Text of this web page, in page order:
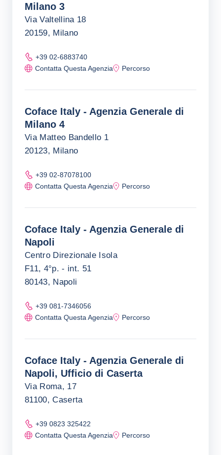
Milano 3
Via Valtellina 18
20159, Milano
+39 02-6883740
Contatta Questa Agenzia
Percorso
Coface Italy - Agenzia Generale di
Milano 4
Via Matteo Bandello 1
20123, Milano
+39 02-87078100
Contatta Questa Agenzia
Percorso
Coface Italy - Agenzia Generale di
Napoli
Centro Direzionale Isola
F11, 4°p. - int. 51
80143, Napoli
+39 081-7346056
Contatta Questa Agenzia
Percorso
Coface Italy - Agenzia Generale di
Napoli, Ufficio di Caserta
Via Roma, 17
81100, Caserta
+39 0823 325422
Contatta Questa Agenzia
Percorso